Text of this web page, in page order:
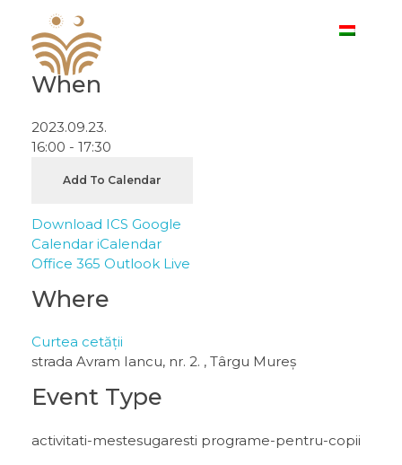
I. Sărbătoare Meşteşugurilor Ardeleneşti
When
2023.09.23.
16:00 - 17:30
Add To Calendar
Download ICS Google
Calendar iCalendar
Office 365 Outlook Live
Where
Curtea cetății
strada Avram Iancu, nr. 2. , Târgu Mureș
Event Type
activitati-mestesugaresti programe-pentru-copii